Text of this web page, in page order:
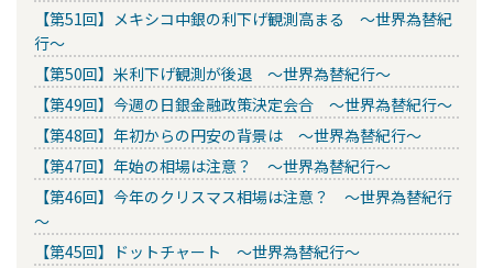
【第51回】メキシコ中銀の利下げ観測高まる ～世界為替紀
行～
【第50回】米利下げ観測が後退 ～世界為替紀行～
【第49回】今週の日銀金融政策決定会合 ～世界為替紀行～
【第48回】年初からの円安の背景は ～世界為替紀行～
【第47回】年始の相場は注意？ ～世界為替紀行～
【第46回】今年のクリスマス相場は注意？ ～世界為替紀行
～
【第45回】ドットチャート ～世界為替紀行～